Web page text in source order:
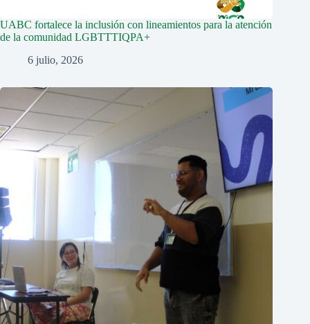
UABC fortalece la inclusión con lineamientos para la atención
de la comunidad LGBTTTIQPA+
6 julio, 2026